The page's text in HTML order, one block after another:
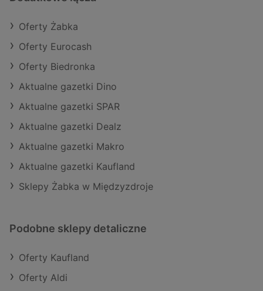
Oferty Żabka
Oferty Eurocash
Oferty Biedronka
Aktualne gazetki Dino
Aktualne gazetki SPAR
Aktualne gazetki Dealz
Aktualne gazetki Makro
Aktualne gazetki Kaufland
Sklepy Żabka w Międzyzdroje
Podobne sklepy detaliczne
Oferty Kaufland
Oferty Aldi